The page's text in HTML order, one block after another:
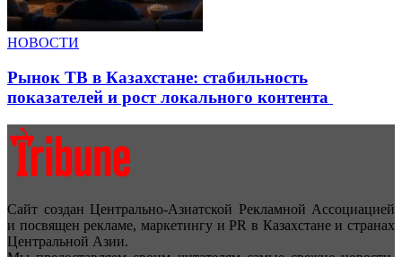
НОВОСТИ
Рынок ТВ в Казахстане: стабильность
показателей и рост локального контента
Сайт создан Центрально-Азиатской Рекламной Ассоциацией
и посвящен рекламе, маркетингу и PR в Казахстане и странах
Центральной Азии.